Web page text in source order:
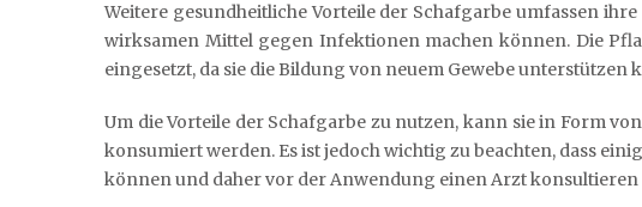
Weitere gesundheitliche Vorteile der Schafgarbe umfassen
wirksamen Mittel gegen Infektionen machen können. Die
eingesetzt, da sie die Bildung von neuem Gewebe unterstützen
Um die Vorteile der Schafgarbe zu nutzen, kann sie in Form
konsumiert werden. Es ist jedoch wichtig zu beachten, dass
können und daher vor der Anwendung einen Arzt konsultieren